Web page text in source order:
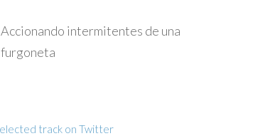
Accionando intermitentes de una
furgoneta